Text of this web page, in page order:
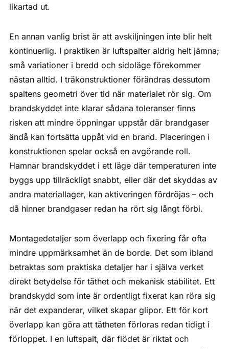
likartad ut.
En annan vanlig brist är att avskiljningen inte blir helt
kontinuerlig. I praktiken är luftspalter aldrig helt jämna;
små variationer i bredd och sidoläge förekommer
nästan alltid. I träkonstruktioner förändras dessutom
spaltens geometri över tid när materialet rör sig. Om
brandskyddet inte klarar sådana toleranser finns
risken att mindre öppningar uppstår där brandgaser
ändå kan fortsätta uppåt vid en brand. Placeringen i
konstruktionen spelar också en avgörande roll.
Hamnar brandskyddet i ett läge där temperaturen inte
byggs upp tillräckligt snabbt, eller där det skyddas av
andra materiallager, kan aktiveringen fördröjas – och
då hinner brandgaser redan ha rört sig långt förbi.
Montagedetaljer som överlapp och fixering får ofta
mindre uppmärksamhet än de borde. Det som ibland
betraktas som praktiska detaljer har i själva verket
direkt betydelse för täthet och mekanisk stabilitet. Ett
brandskydd som inte är ordentligt fixerat kan röra sig
när det expanderar, vilket skapar glipor. Ett för kort
överlapp kan göra att tätheten förloras redan tidigt i
förloppet. I en luftspalt, där flödet är riktat och